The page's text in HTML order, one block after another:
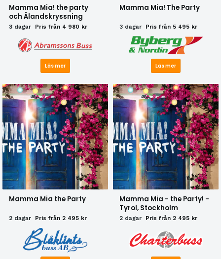
Mamma Mia! the party
och Ålandskryssning
3 dagar Pris från 4 980 kr
Läs mer
Mamma Mia! The Party
3 dagar Pris från 5 495 kr
Läs mer
Mamma Mia the Party
2 dagar Pris från 2 495 kr
Mamma Mia - the Party! -
Tyrol, Stockholm
2 dagar Pris från 2 495 kr